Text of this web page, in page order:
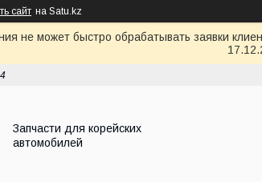
сайт на Satu.kz
не может быстро обрабатывать заявки
Запчасти для корейских
автомобилей